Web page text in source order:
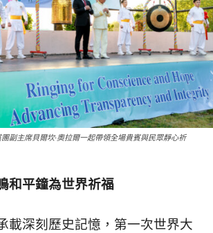
副主席貝爾坎·奧拉爾一起帶領全場貴賓與民眾靜心祈
和平鐘為世界祈福
載深刻歷史記憶，第一次世界大